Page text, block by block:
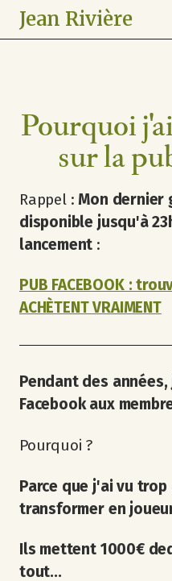
Jean Rivière
Pourquoi
sur la
Rappel : Mon dernier
disponible jusqu'à
lancement :
PUB FACEBOOK :
ACHÈTENT VRAIMENT
Pendant des
Facebook aux
Pourquoi ?
Parce que j'ai vu
transformer en
Ils mettent 1000€
tout...